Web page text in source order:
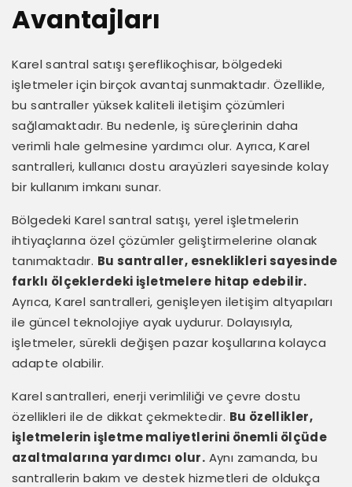
Avantajları
Karel santral satışı şereflikoçhisar, bölgedeki
işletmeler için birçok avantaj sunmaktadır. Özellikle,
bu santraller yüksek kaliteli iletişim çözümleri
sağlamaktadır. Bu nedenle, iş süreçlerinin daha
verimli hale gelmesine yardımcı olur. Ayrıca, Karel
santralleri, kullanıcı dostu arayüzleri sayesinde kolay
bir kullanım imkanı sunar.
Bölgedeki Karel santral satışı, yerel işletmelerin
ihtiyaçlarına özel çözümler geliştirmelerine olanak
tanımaktadır. Bu santraller, esneklikleri sayesinde
farklı ölçeklerdeki işletmelere hitap edebilir.
Ayrıca, Karel santralleri, genişleyen iletişim altyapıları
ile güncel teknolojiye ayak uydurur. Dolayısıyla,
işletmeler, sürekli değişen pazar koşullarına kolayca
adapte olabilir.
Karel santralleri, enerji verimliliği ve çevre dostu
özellikleri ile de dikkat çekmektedir. Bu özellikler,
işletmelerin işletme maliyetlerini önemli ölçüde
azaltmalarına yardımcı olur. Aynı zamanda, bu
santrallerin bakım ve destek hizmetleri de oldukça